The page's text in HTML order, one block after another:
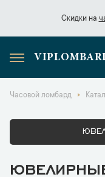
Скидки на
Скидки на
Часовой ломбард